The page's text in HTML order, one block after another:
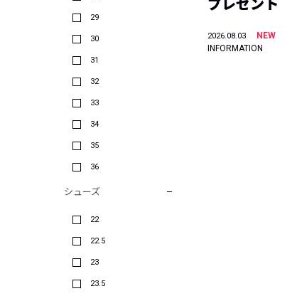
29
30
31
32
33
34
35
36
シューズ
22
22.5
23
23.5
プレゼント
2026.08.03
NEW
INFORMATION